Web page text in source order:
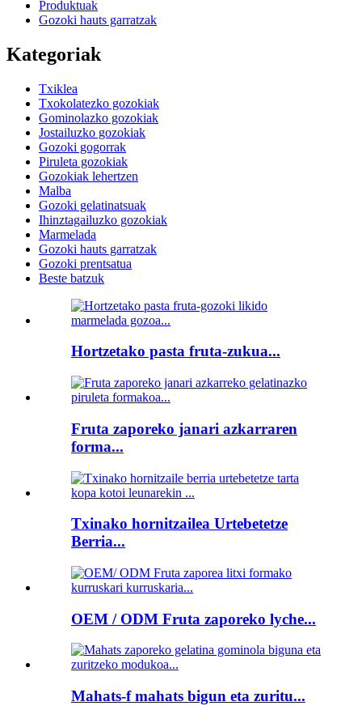
Produktuak
Gozoki hauts garratzak
Kategoriak
Txiklea
Txokolatezko gozokiak
Gominolazko gozokiak
Jostailuzko gozokiak
Gozoki gogorrak
Piruleta gozokiak
Gozokiak lehertzen
Malba
Gozoki gelatinatsuak
Ihinztagailuzko gozokiak
Marmelada
Gozoki hauts garratzak
Gozoki prentsatua
Beste batzuk
Hortzetako pasta fruta-zukua...
Fruta zaporeko janari azkarraren
forma...
Txinako hornitzailea Urtebetetze
Berria...
OEM / ODM Fruta zaporeko lyche...
Mahats-f mahats bigun eta zuritu...